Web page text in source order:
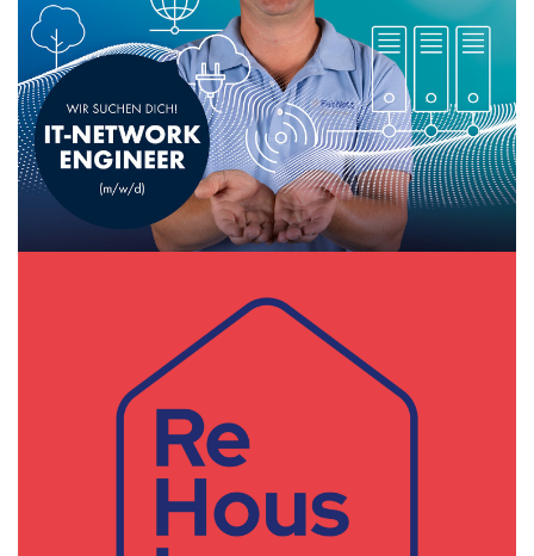
Kundenreferenz führender
Energiedienstleister: Recruitung-Kampagne
für die Talente der Zukunft 🚀